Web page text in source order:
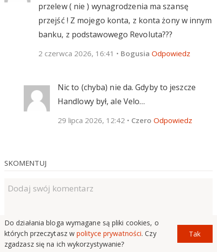
przelew ( nie ) wynagrodzenia ma szansę
przejść ! Z mojego konta, z konta żony w innym
banku, z podstawowego Revoluta???
2 czerwca 2026, 16:41 • Bogusia Odpowiedz
Nic to (chyba) nie da. Gdyby to jeszcze
Handlowy był, ale Velo…
29 lipca 2026, 12:42 • Czero Odpowiedz
SKOMENTUJ
Do działania bloga wymagane są pliki cookies, o
których przeczytasz wpolityce prywatności. Czy
zgadzasz się na ich wykorzystywanie?
Tak